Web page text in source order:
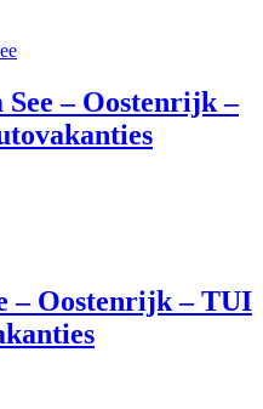
– Oostenrijk –
– Oostenrijk – TUI